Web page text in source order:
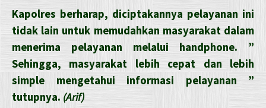
Kapolres berharap, diciptakannya pelayanan ini
tidak lain untuk memudahkan masyarakat dalam
menerima pelayanan melalui handphone. ”
Sehingga, masyarakat lebih cepat dan lebih
simple mengetahui informasi pelayanan ”
tutupnya. (Arif)